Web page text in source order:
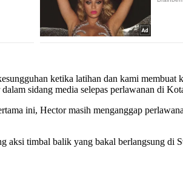
ketika latihan dan kami
sidang media selepas perlawanan di
ini, Hector masih menganggap
aksi timbal balik yang bakal berlangsung